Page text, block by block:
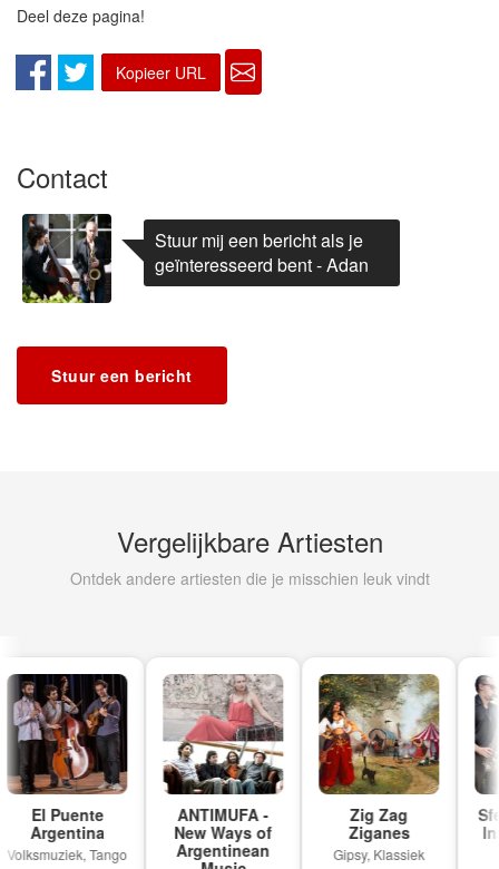
Deel deze pagina!
Kopieer URL
Contact
Stuur mij een bericht als je
geïnteresseerd bent - Adan
Stuur een bericht
Vergelijkbare Artiesten
Ontdek andere artiesten die je misschien leuk vindt
El Puente
Argentina
Tango
ANTIMUFA -
New Ways of
Argentinean
Zig Zag
Ziganes
Gipsy, Klassiek